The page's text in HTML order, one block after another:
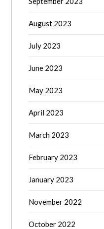
August 2023
July 2023
June 2023
May 2023
April 2023
March 2023
February 2023
January 2023
November 2022
October 2022